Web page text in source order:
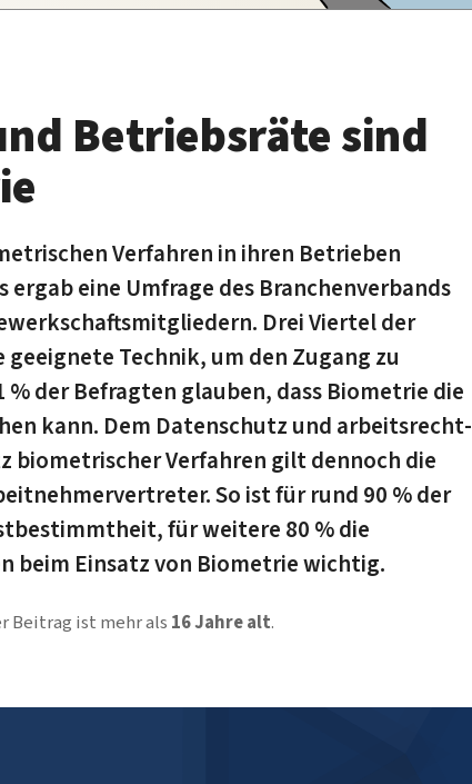
Betriebsräte sind
Verfahren in ihren Be­trie­ben
eine Umfrage des Branchenverbands
Drei Viertel der
Technik, um den Zugang zu
der Befragten glauben, dass Biometrie die
kann. Dem Datenschutz und arbeits­recht­
biometrischer Verfahren gilt dennoch die
So ist für rund 90 % der
für weitere 80 % die
beim Einsatz von Biometrie wichtig.
Beitrag ist mehr als 16 Jahre alt.